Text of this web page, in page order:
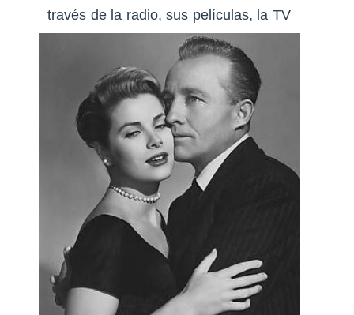
través de la radio, sus películas, la TV
etc.